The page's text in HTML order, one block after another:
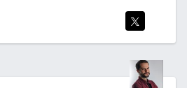
TWI
TEA
R